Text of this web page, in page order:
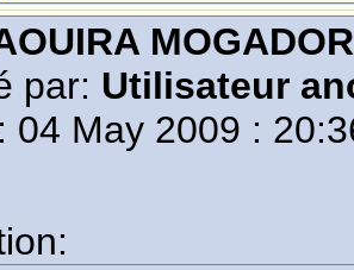
MOGADOR
par: Utilisateur
04 May 2009 :